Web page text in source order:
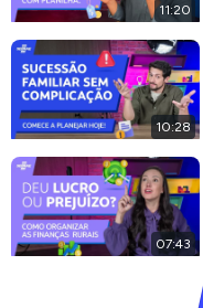
11:20
10:28
07:43